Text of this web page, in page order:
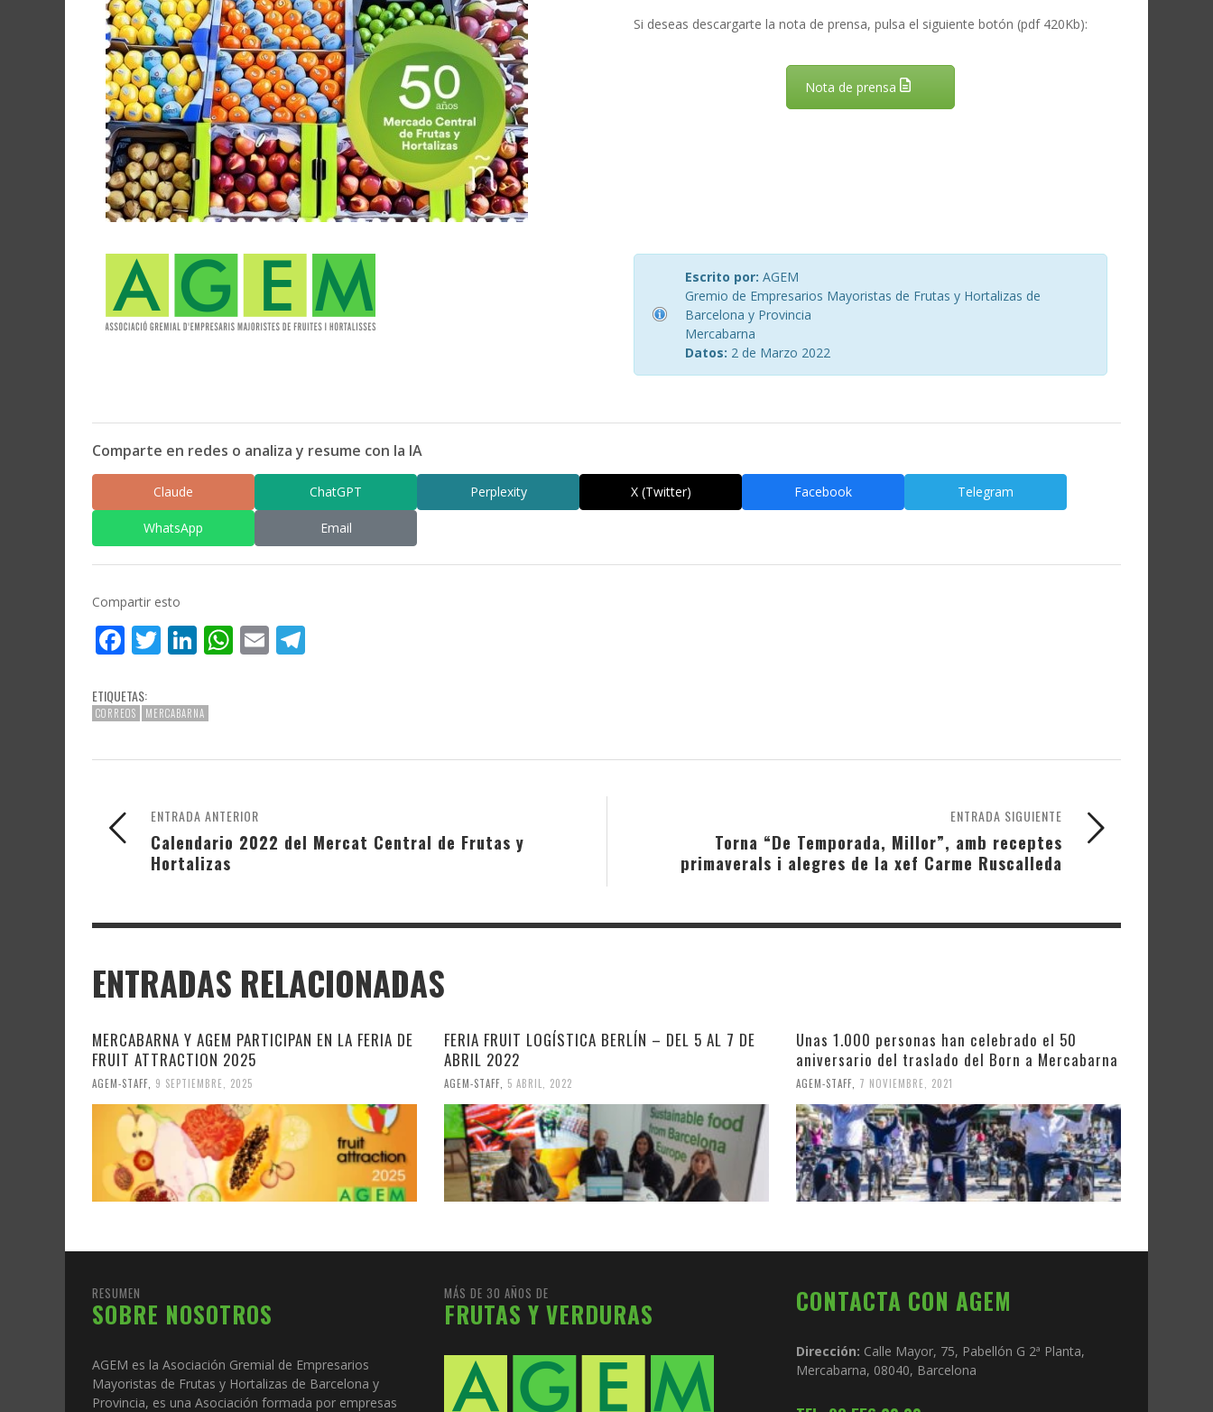
Si deseas descargarte la nota de prensa, pulsa el siguiente botón (pdf 420Kb):
Nota de prensa
Escrito por: AGEM
Gremio de Empresarios Mayoristas de Frutas y Hortalizas de
Barcelona y Provincia
Mercabarna
Datos: 2 de Marzo 2022
Comparte en redes o analiza y resume con la IA
Claude ChatGPT Perplexity X (Twitter) Facebook Telegram
WhatsApp Email
Compartir esto
Facebook
Twitter
LinkedIn
WhatsApp
Email
ETIQUETAS:
CORREOS MERCABARNA
ENTRADA SIGUIENTE
Torna “De Temporada, Millor”, amb receptes
primaverals i alegres de la xef Carme Ruscalleda
ENTRADA ANTERIOR
Calendario 2022 del Mercat Central de Frutas y
Hortalizas
ENTRADAS RELACIONADAS
MERCABARNA Y AGEM PARTICIPAN EN LA FERIA DE
FRUIT ATTRACTION 2025
AGEM-STAFF 9 SEPTIEMBRE, 2025
FERIA FRUIT LOGÍSTICA BERLÍN – DEL 5 AL 7 DE
ABRIL 2022
AGEM-STAFF 5 ABRIL, 2022
Unas 1.000 personas han celebrado el 50
aniversario del traslado del Born a Mercabarna
AGEM-STAFF 7 NOVIEMBRE, 2021
RESUMEN
SOBRE NOSOTROS
AGEM es la Asociación Gremial de Empresarios
Mayoristas de Frutas y Hortalizas de Barcelona y
Provincia, es una Asociación formada por empresas
MÁS DE 30 AÑOS DE
FRUTAS Y VERDURAS CONTACTA CON AGEM
Dirección: Calle Mayor, 75, Pabellón G 2ª Planta,
Mercabarna, 08040, Barcelona